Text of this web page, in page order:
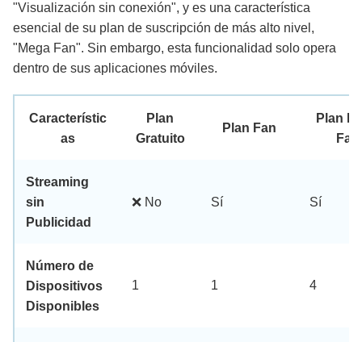
"Visualización sin conexión", y es una característica
esencial de su plan de suscripción de más alto nivel,
"Mega Fan". Sin embargo, esta funcionalidad solo opera
dentro de sus aplicaciones móviles.
Característic
as
Plan
Gratuito
Plan Fan
Plan
Fan
Streaming
sin
Publicidad
❌ No Sí Sí
Número de
Dispositivos
Disponibles
1 1 4